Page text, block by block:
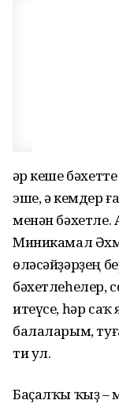
Һәр кеше
эше, ә кемдер
менән
Миникамал
өләсәйҙәрҙең
бәхетлеһелер,
итеүсе, һәр
балаларым,
ти ул.
Баҫалҡы ҡыҙ –